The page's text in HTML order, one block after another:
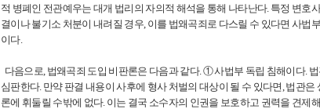
적 병폐인 전관예우는 대개 법리의 자의적 해석을 통해 나타난다. 특정 변호
결이나 불기소 처분이 내려질 경우, 이를 법왜곡죄로 다스릴 수 있다면 사법
이다.
다음으로, 법왜곡죄 도입 비판론은 다음과 같다. ① 사법부 독립 침해이다.
심판한다. 만약 판결 내용이 사후에 형사 처벌의 대상이 될 수 있다면, 법관
론에 휘둘릴 수밖에 없다. 이는 결국 소수자의 인권을 보호하고 권력을 견제